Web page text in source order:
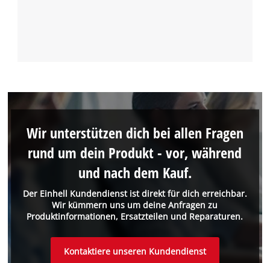
Der Einhell Kundendienst ist direkt für dich erreichbar.
Wir kümmern uns um deine Anfragen zu
Produktinformationen, Ersatzteilen und Reparaturen.
Wir unterstützen dich bei allen Fragen
rund um dein Produkt - vor, während
und nach dem Kauf.
Kontaktiere unseren Kundendienst